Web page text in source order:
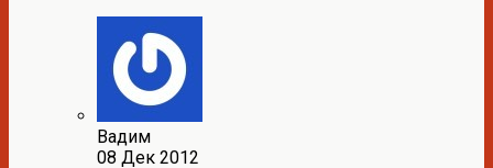
Вадим
08 Дек 2012